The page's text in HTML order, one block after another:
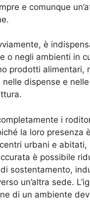
e comunque
è
o negli ambienti in
prodotti alimentari,
nelle dispense e
i
la loro presenza
urbani e abitati,
è possibile
sostentamento,
un’altra sede.
di un ambiente